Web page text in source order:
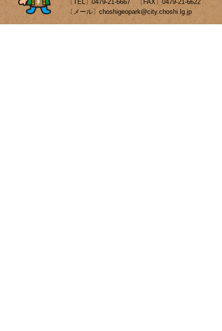
〔TEL〕0479-21-6667 〔FAX〕0479-21-6622
〔メール〕choshigeopark@city.choshi.lg.jp